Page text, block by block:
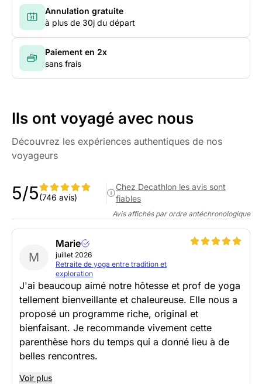
Annulation gratuite
à plus de 30j du départ
Paiement en 2x
sans frais
Ils ont voyagé avec nous
Découvrez les expériences authentiques de nos
voyageurs
5/5(746 avis)
Chez Decathlon les avis sont
fiables
Avis affichés par ordre antéchronologique
M
Marie
juillet 2026
Retraite de yoga entre tradition et
exploration
J'ai beaucoup aimé notre hôtesse et prof de yoga
tellement bienveillante et chaleureuse. Elle nous a
proposé un programme riche, original et
bienfaisant. Je recommande vivement cette
parenthèse hors du temps qui a donné lieu à de
belles rencontres.
Voir plus